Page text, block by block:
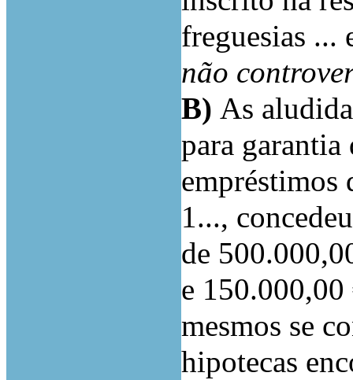
freguesias
não
B) As
para garantia
empréstimos
1...,
de
e 150.000,00
mesmos se
hipotecas